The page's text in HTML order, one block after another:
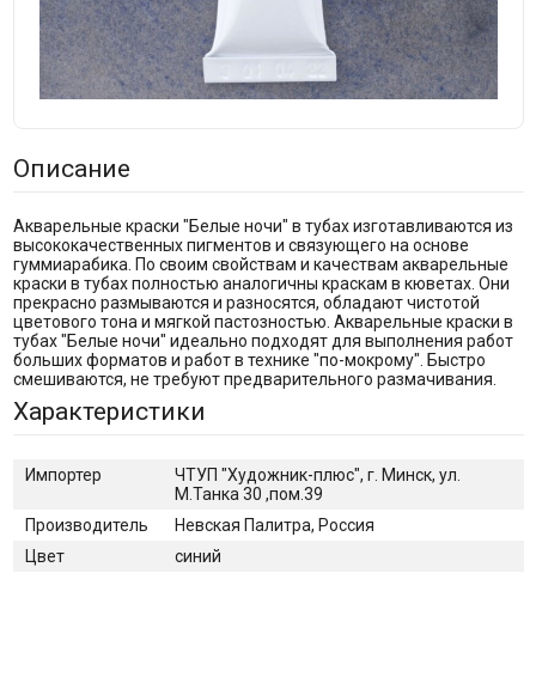
Описание
Акварельные краски "Белые ночи" в тубах изготавливаются из
высококачественных пигментов и связующего на основе
гуммиарабика. По своим свойствам и качествам акварельные
краски в тубах полностью аналогичны краскам в кюветах. Они
прекрасно размываются и разносятся, обладают чистотой
цветового тона и мягкой пастозностью. Акварельные краски в
тубах "Белые ночи" идеально подходят для выполнения работ
больших форматов и работ в технике "по-мокрому". Быстро
смешиваются, не требуют предварительного размачивания.
Характеристики
Импортер
ЧТУП "Художник-плюс", г. Минск, ул.
М.Танка 30 ,пом.39
Производитель
Невская Палитра, Россия
Цвет
синий